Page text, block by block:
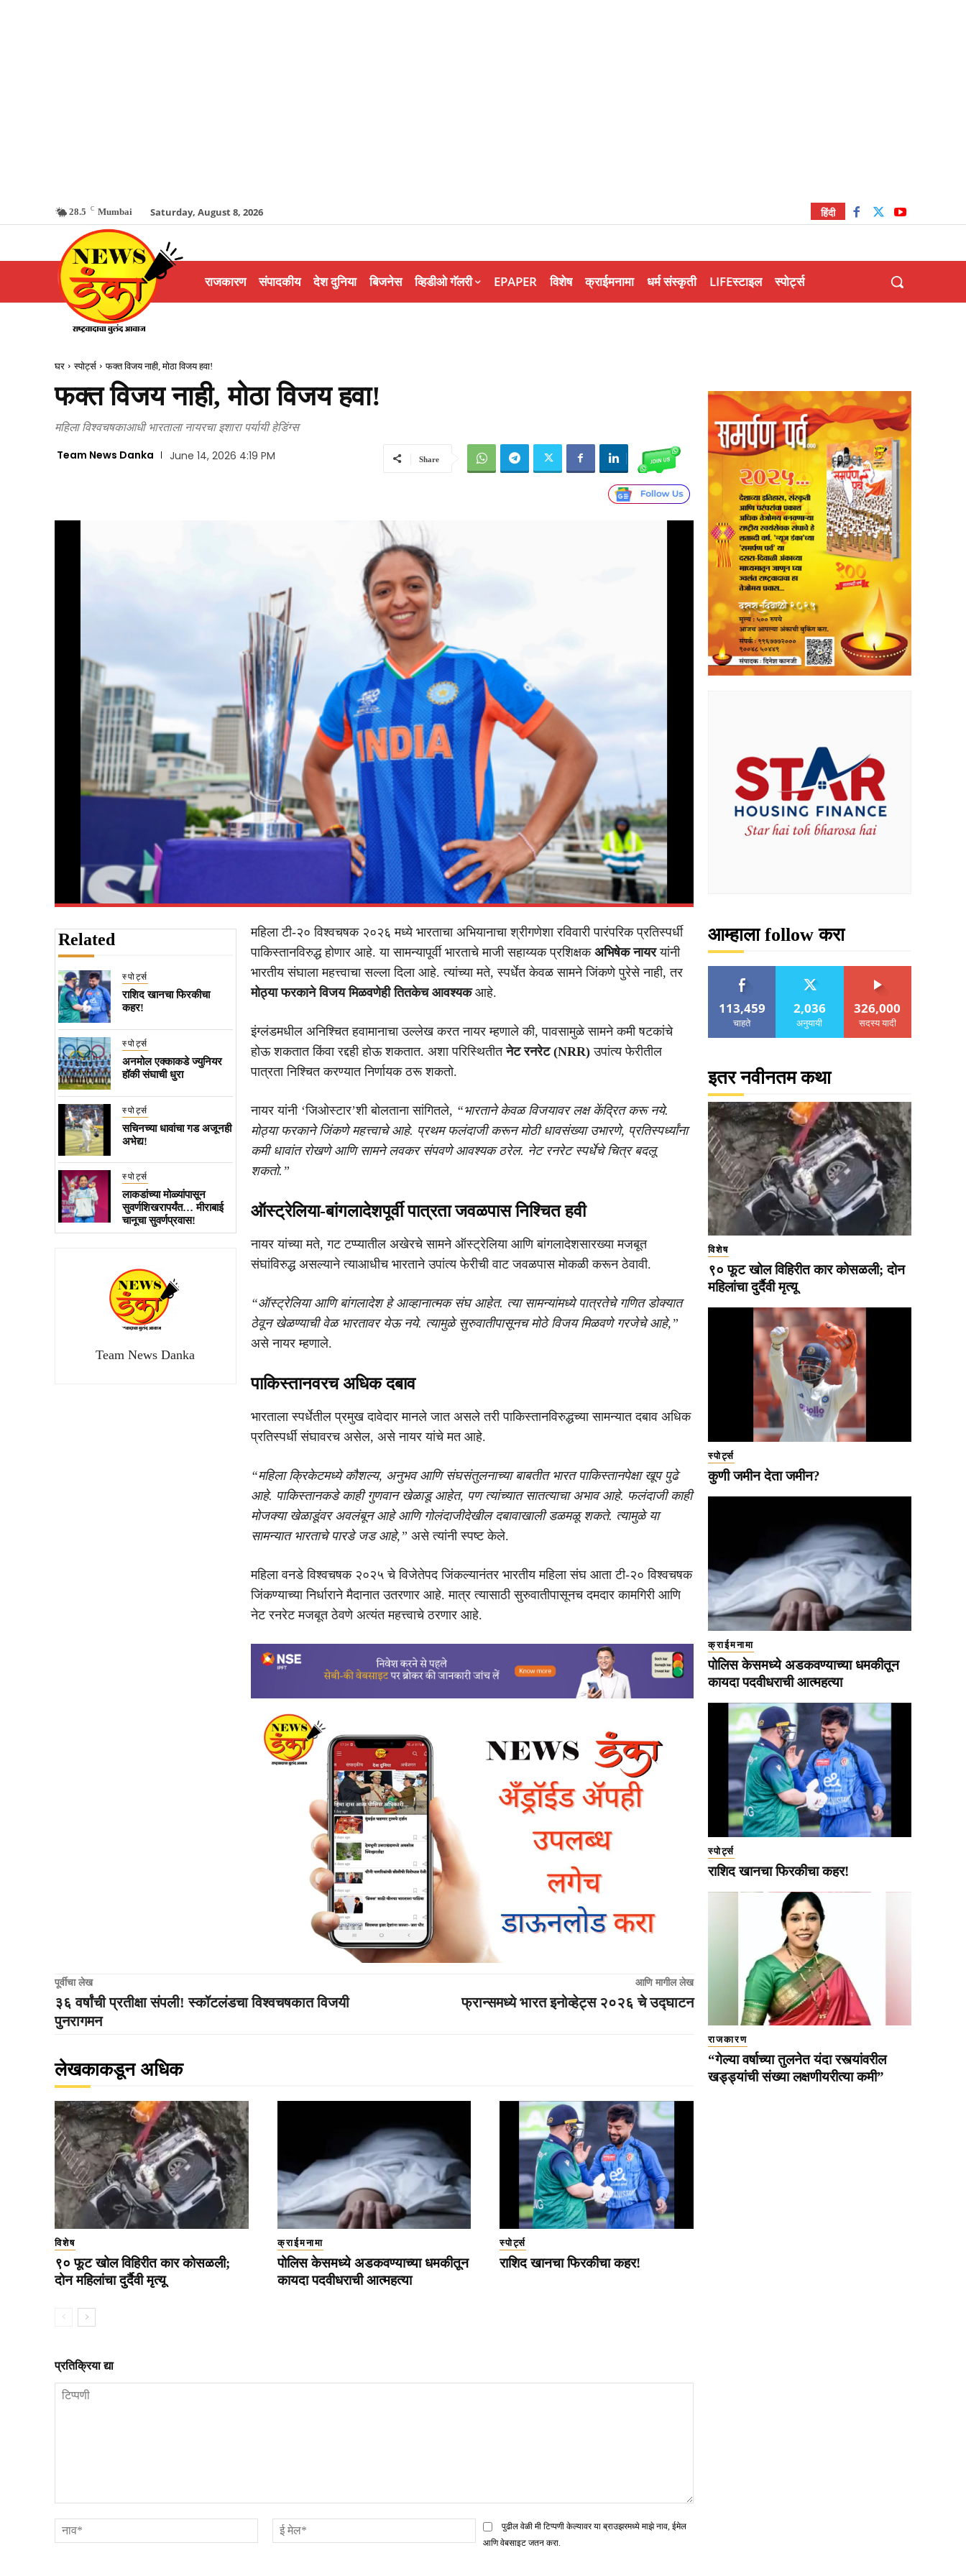
28.5 C Mumbai Saturday, August 8, 2026 हिंदी
राजकारण संपादकीय देश दुनिया बिजनेस व्हिडीओ गॅलरी EPAPER विशेष क्राईमनामा धर्म संस्कृती LIFEस्टाइल स्पोर्ट्स
घर स्पोर्ट्स फक्त विजय नाही, मोठा विजय हवा!
फक्त विजय नाही, मोठा विजय हवा!
महिला विश्वचषकाआधी भारताला नायरचा इशारा पर्यायी हेडिंग्स
Team News Danka June 14, 2026 4:19 PM Share
Related
स्पोर्ट्स
राशिद खानचा फिरकीचा
कहर!
स्पोर्ट्स
अनमोल एक्काकडे ज्युनियर
हॉकी संघाची धुरा
स्पोर्ट्स
सचिनच्या धावांचा गड अजूनही
अभेद्य!
स्पोर्ट्स
लाकडांच्या मोळ्यांपासून
सुवर्णशिखरापर्यंत… मीराबाई
चानूचा सुवर्णप्रवास!
Team News Danka
महिला टी-२० विश्वचषक २०२६ मध्ये भारताचा अभियानाचा श्रीगणेशा रविवारी पारंपरिक प्रतिस्पर्धी
पाकिस्तानविरुद्ध होणार आहे. या सामन्यापूर्वी भारताचे माजी सहाय्यक प्रशिक्षक अभिषेक नायरयांनी
भारतीय संघाला महत्त्वाचा सल्ला दिला आहे. त्यांच्या मते, स्पर्धेत केवळ सामने जिंकणे पुरेसे नाही, तर
मोठ्या फरकाने विजय मिळवणेही तितकेच आवश्यकआहे.
इंग्लंडमधील अनिश्चित हवामानाचा उल्लेख करत नायर म्हणाले की, पावसामुळे सामने कमी षटकांचे
होऊ शकतात किंवा रद्दही होऊ शकतात. अशा परिस्थितीतनेट रनरेट (NRR)उपांत्य फेरीतील
पात्रता निश्चित करण्यात निर्णायक ठरू शकतो.
नायर यांनी ‘जिओस्टार’शी बोलताना सांगितले, “भारताने केवळ विजयावर लक्ष केंद्रित करू नये.
मोठ्या फरकाने जिंकणे महत्त्वाचे आहे. प्रथम फलंदाजी करून मोठी धावसंख्या उभारणे, प्रतिस्पर्ध्यांना
कमी धावांत रोखणे आणि सामने लवकर संपवणे आवश्यक ठरेल. नेट रनरेट स्पर्धेचे चित्र बदलू
शकतो.”
ऑस्ट्रेलिया-बांगलादेशपूर्वी पात्रता जवळपास निश्चित हवी
नायर यांच्या मते, गट टप्प्यातील अखेरचे सामने ऑस्ट्रेलिया आणि बांगलादेशसारख्या मजबूत
संघांविरुद्ध असल्याने त्याआधीच भारताने उपांत्य फेरीची वाट जवळपास मोकळी करून ठेवावी.
“ऑस्ट्रेलिया आणि बांगलादेश हे आव्हानात्मक संघ आहेत. त्या सामन्यांमध्ये पात्रतेचे गणित डोक्यात
ठेवून खेळण्याची वेळ भारतावर येऊ नये. त्यामुळे सुरुवातीपासूनच मोठे विजय मिळवणे गरजेचे आहे,”
असे नायर म्हणाले.
पाकिस्तानवरच अधिक दबाव
भारताला स्पर्धेतील प्रमुख दावेदार मानले जात असले तरी पाकिस्तानविरुद्धच्या सामन्यात दबाव अधिक
प्रतिस्पर्धी संघावरच असेल, असे नायर यांचे मत आहे.
“महिला क्रिकेटमध्ये कौशल्य, अनुभव आणि संघसंतुलनाच्या बाबतीत भारत पाकिस्तानपेक्षा खूप पुढे
आहे. पाकिस्तानकडे काही गुणवान खेळाडू आहेत, पण त्यांच्यात सातत्याचा अभाव आहे. फलंदाजी काही
मोजक्या खेळाडूंवर अवलंबून आहे आणि गोलंदाजीदेखील दबावाखाली डळमळू शकते. त्यामुळे या
सामन्यात भारताचे पारडे जड आहे,” असे त्यांनी स्पष्ट केले.
महिला वनडे विश्वचषक २०२५ चे विजेतेपद जिंकल्यानंतर भारतीय महिला संघ आता टी-२० विश्वचषक
जिंकण्याच्या निर्धाराने मैदानात उतरणार आहे. मात्र त्यासाठी सुरुवातीपासूनच दमदार कामगिरी आणि
नेट रनरेट मजबूत ठेवणे अत्यंत महत्त्वाचे ठरणार आहे.
पूर्वीचा लेख
३६ वर्षांची प्रतीक्षा संपली! स्कॉटलंडचा विश्वचषकात विजयी
पुनरागमन
आणि मागील लेख
फ्रान्समध्ये भारत इनोव्हेट्स २०२६ चे उद्घाटन
लेखकाकडून अधिक
विशेष
९० फूट खोल विहिरीत कार कोसळली;
दोन महिलांचा दुर्दैवी मृत्यू
क्राईमनामा
पोलिस केसमध्ये अडकवण्याच्या धमकीतून
कायदा पदवीधराची आत्महत्या
स्पोर्ट्स
राशिद खानचा फिरकीचा कहर!
प्रतिक्रिया द्या
नाव*
मेल*
पुढील वेळी मी टिप्पणी केल्यावर या ब्राउझरमध्ये माझे नाव, ईमेल
आणि वेबसाइट जतन करा.
आम्हाला follow करा
113,459
चाहते
2,036
अनुयायी
326,000
सदस्य यादी
इतर नवीनतम कथा
विशेष
९० फूट खोल विहिरीत कार कोसळली; दोन
महिलांचा दुर्दैवी मृत्यू
स्पोर्ट्स
कुणी जमीन देता जमीन?
क्राईमनामा
पोलिस केसमध्ये अडकवण्याच्या धमकीतून
कायदा पदवीधराची आत्महत्या
स्पोर्ट्स
राशिद खानचा फिरकीचा कहर!
राजकारण
“गेल्या वर्षाच्या तुलनेत यंदा रस्त्यांवरील
खड्ड्यांची संख्या लक्षणीयरीत्या कमी”